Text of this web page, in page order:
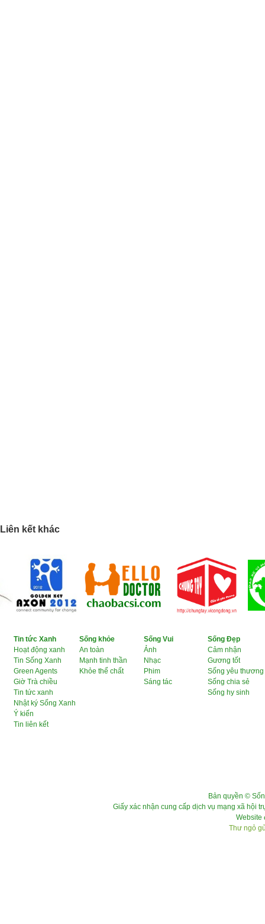
Liên kết khác
Tin tức Xanh
Hoạt động xanh
Tin Sống Xanh
Green Agents
Giờ Trà chiều
Tin tức xanh
Nhật ký Sống Xanh
Ý kiến
Tin liên kết
Sống khỏe
An toàn
Mạnh tinh thần
Khỏe thể chất
Sống Vui
Ảnh
Nhạc
Phim
Sáng tác
Sống Đẹp
Cảm nhận
Gương tốt
Sống yêu thương
Sống chia sẻ
Sống hy sinh
Bản quyền ©
Giấy xác nhận cung cấp dịch vụ mạng xã hội
Website
Thư ngỏ